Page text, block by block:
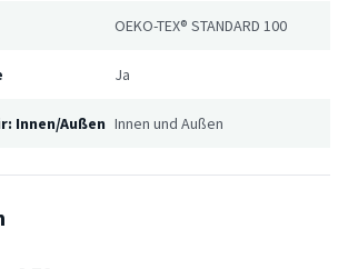
OEKO-TEX® STANDARD 100
Ja
Innen/Außen Innen und Außen